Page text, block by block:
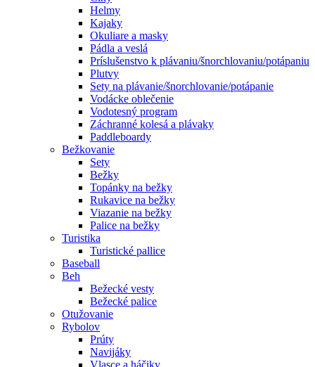
Helmy
Kajaky
Okuliare a masky
Pádla a veslá
Príslušenstvo k plávaniu/šnorchlovaniu/potápaniu
Plutvy
Sety na plávanie/šnorchlovanie/potápanie
Vodácke oblečenie
Vodotesný program
Záchranné kolesá a plávaky
Paddleboardy
Bežkovanie
Sety
Bežky
Topánky na bežky
Rukavice na bežky
Viazanie na bežky
Palice na bežky
Turistika
Turistické pallice
Baseball
Beh
Bežecké vesty
Bežecké palice
Otužovanie
Rybolov
Prúty
Navijáky
Vlasce a háčiky